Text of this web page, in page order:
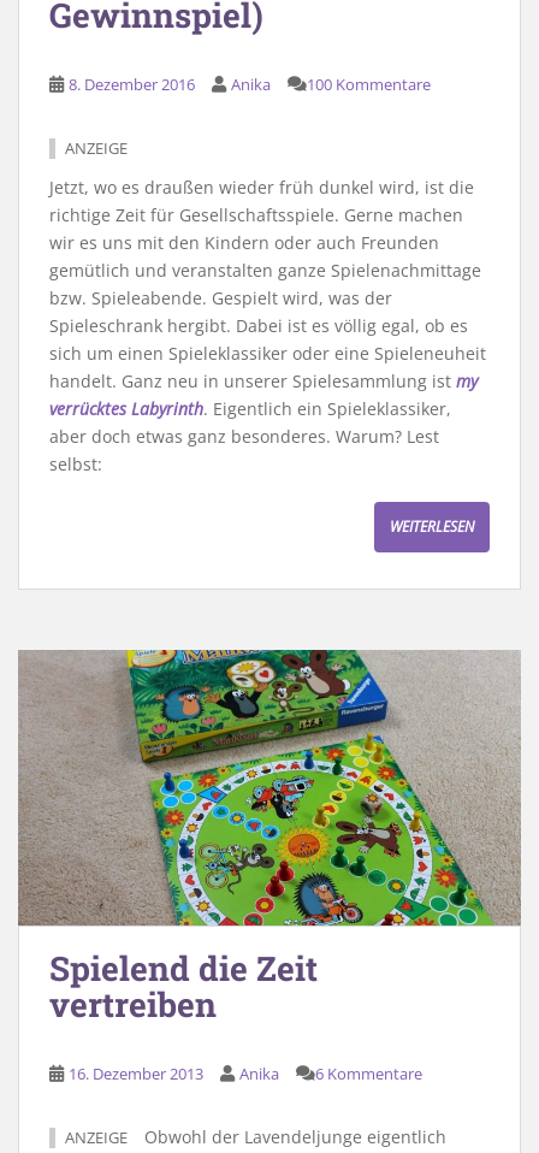
Gewinnspiel)
8. Dezember 2016 Anika 100 Kommentare
ANZEIGE
Jetzt, wo es draußen wieder früh dunkel wird, ist die
richtige Zeit für Gesellschaftsspiele. Gerne machen
wir es uns mit den Kindern oder auch Freunden
gemütlich und veranstalten ganze Spielenachmittage
bzw. Spieleabende. Gespielt wird, was der
Spieleschrank hergibt. Dabei ist es völlig egal, ob es
sich um einen Spieleklassiker oder eine Spieleneuheit
handelt. Ganz neu in unserer Spielesammlung ist my
verrücktes Labyrinth. Eigentlich ein Spieleklassiker,
aber doch etwas ganz besonderes. Warum? Lest
selbst:
WEITERLESEN
Spielend die Zeit
vertreiben
16. Dezember 2013 Anika 6 Kommentare
ANZEIGE
Obwohl der Lavendeljunge eigentlich